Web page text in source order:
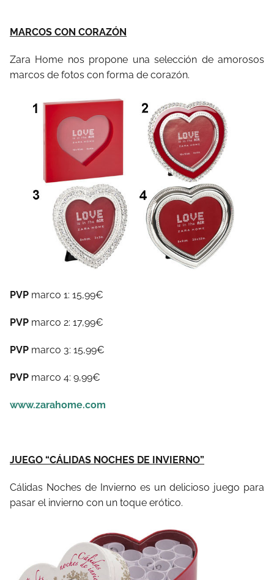
MARCOS CON CORAZÓN
Zara Home nos propone una selección de amorosos
marcos de fotos con forma de corazón.
PVP marco 1: 15,99€
PVP marco 2: 17,99€
PVP marco 3: 15,99€
PVP marco 4: 9,99€
www.zarahome.com
JUEGO “CÁLIDAS NOCHES DE INVIERNO”
Cálidas Noches de Invierno es un delicioso juego para
pasar el invierno con un toque erótico.